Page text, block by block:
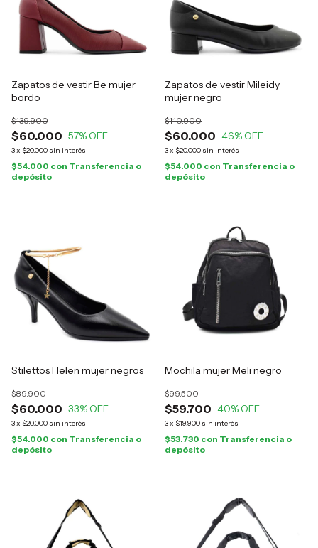
Zapatos de vestir Be mujer
bordo
$60.000
$139.900
57% OFF
3x $20.000 sin interés
$54.000 con Transferencia o
depósito
Zapatos de vestir Mileidy
mujer negro
$60.000
$110.900
46% OFF
3x $20.000 sin interés
$54.000 con Transferencia o
depósito
Stilettos Helen mujer negros
$60.000
$89.900
33% OFF
3x $20.000 sin interés
$54.000 con Transferencia o
depósito
Mochila mujer Meli negro
$59.700
$99.500
40% OFF
3x $19.900 sin interés
$53.730 con Transferencia o
depósito